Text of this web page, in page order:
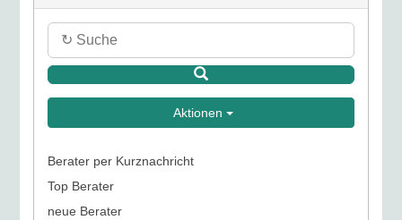
Aktionen
Berater per Kurznachricht
Top Berater
neue Berater